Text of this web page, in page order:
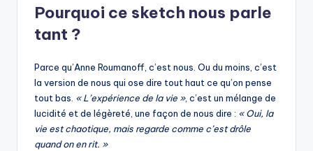
Pourquoi ce sketch nous parle
tant ?
Parce qu’Anne Roumanoff, c’est nous. Ou du moins, c’est
la version de nous qui ose dire tout haut ce qu’on pense
tout bas. « L’expérience de la vie », c’est un mélange de
lucidité et de légèreté, une façon de nous dire : « Oui, la
vie est chaotique, mais regarde comme c’est drôle
quand on en rit. »